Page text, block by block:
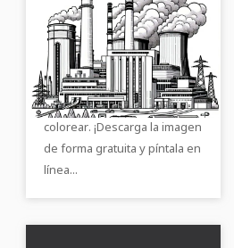
Plantilla para colorear
de la central térmica y
descarga gratuita
Descubre el lado creativo de
las centrales de energía
térmica con esta plantilla para
colorear. ¡Descarga la imagen
de forma gratuita y píntala en
línea...